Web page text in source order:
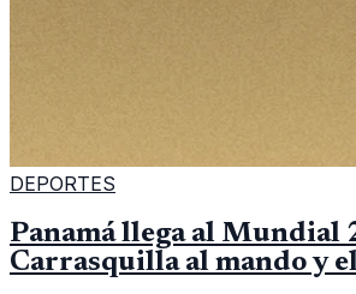
DEPORTES
Panamá llega al Mundial
Carrasquilla al mando y